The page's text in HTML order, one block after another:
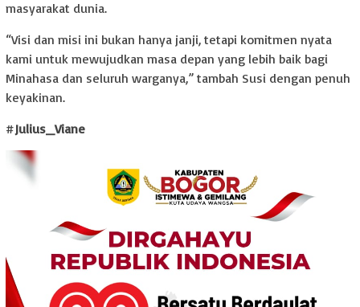
masyarakat dunia.
“Visi dan misi ini bukan hanya janji, tetapi komitmen nyata
kami untuk mewujudkan masa depan yang lebih baik bagi
Minahasa dan seluruh warganya,” tambah Susi dengan penuh
keyakinan.
#Julius_Viane